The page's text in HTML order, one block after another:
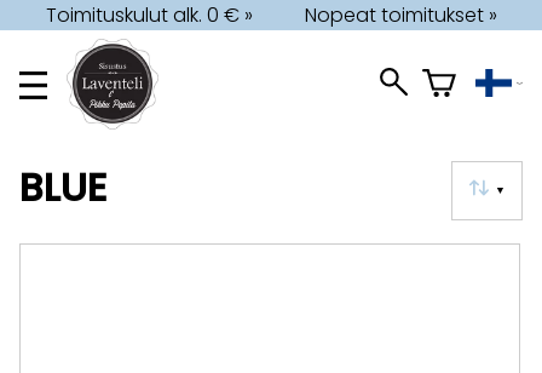
Toimituskulut alk. 0 € » Nopeat toimitukset »
▼
BLUE